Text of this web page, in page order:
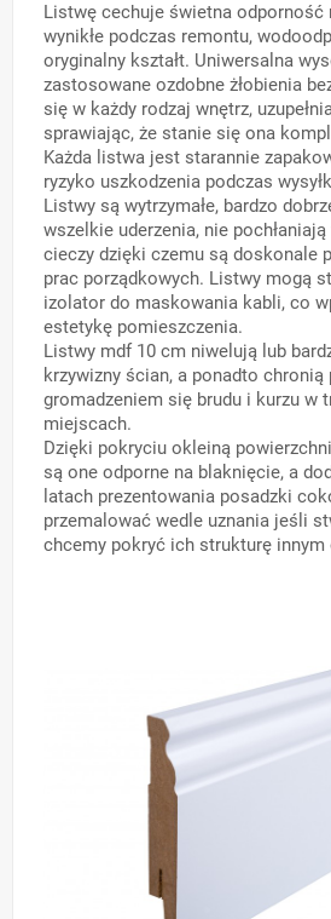
Listwę cechuje świetna odporność
wynikłe podczas remontu,
oryginalny kształt. Uniwersalna
zastosowane ozdobne żłobienia
się w każdy rodzaj wnętrz,
sprawiając, że stanie się ona
Każda listwa jest starannie
ryzyko uszkodzenia podczas
Listwy są wytrzymałe, bardzo
wszelkie uderzenia, nie
cieczy dzięki czemu są doskonale
prac porządkowych. Listwy mogą
izolator do maskowania kabli, co
estetykę pomieszczenia.
Listwy mdf 10 cm niwelują lub
krzywizny ścian, a ponadto chronią
gromadzeniem się brudu i kurzu w
miejscach.
Dzięki pokryciu okleiną
są one odporne na blaknięcie, a
latach prezentowania posadzki
przemalować wedle uznania jeśli
chcemy pokryć ich strukturę innym